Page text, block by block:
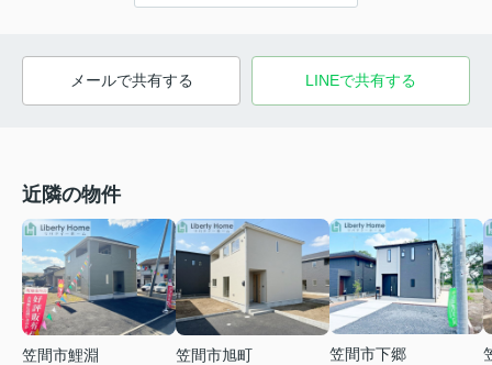
メールで共有する LINEで共有する
近隣の物件
笠間市鯉淵
笠間市旭町
笠間市下郷